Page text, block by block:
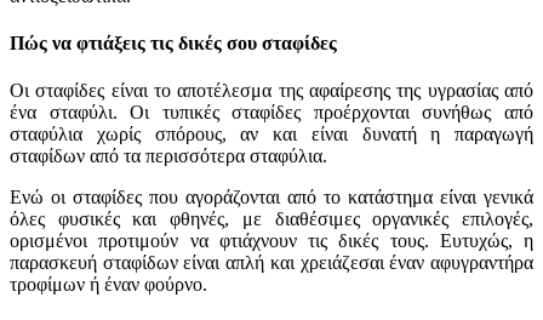
Πώς να φτιάξεις τις δικές σου σταφίδες
Οι σταφίδες είναι το αποτέλεσμα της αφαίρεσης της υγρασίας από
ένα σταφύλι. Οι τυπικές σταφίδες προέρχονται συνήθως από
σταφύλια χωρίς σπόρους, αν και είναι δυνατή η παραγωγή
σταφίδων από τα περισσότερα σταφύλια.
Ενώ οι σταφίδες που αγοράζονται από το κατάστημα είναι γενικά
όλες φυσικές και φθηνές, με διαθέσιμες οργανικές επιλογές,
ορισμένοι προτιμούν να φτιάχνουν τις δικές τους. Ευτυχώς, η
παρασκευή σταφίδων είναι απλή και χρειάζεσαι έναν αφυγραντήρα
τροφίμων ή έναν φούρνο.